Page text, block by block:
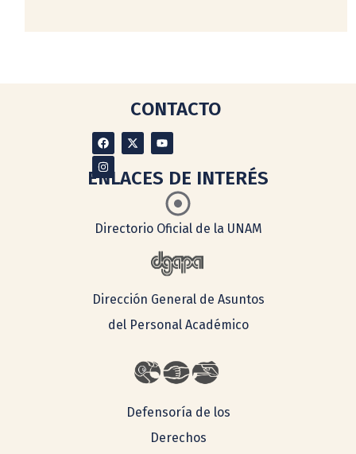
CONTACTO
ENLACES DE INTERÉS
Directorio Oficial de la UNAM
Dirección General de Asuntos
del Personal Académico
Defensoría de los
Derechos